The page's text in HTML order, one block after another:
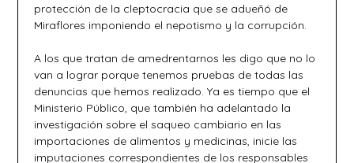
protección de la cleptocracia que se adueñó de
Miraflores imponiendo el nepotismo y la corrupción.
A los que tratan de amedrentarnos les digo que no lo
van a lograr porque tenemos pruebas de todas las
denuncias que hemos realizado. Ya es tiempo que el
Ministerio Público, que también ha adelantado la
investigación sobre el saqueo cambiario en las
importaciones de alimentos y medicinas, inicie las
imputaciones correspondientes de los responsables